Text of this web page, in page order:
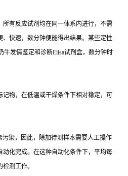
所有反应试剂均在同一体系内进行，不需
快速，数分钟便能得出结果。某些定性
牛发情鉴定和诊断Elisa试剂盒，数分钟时
物，在低温或干燥条件下相对稳定，可
污染，因此，除加待测样本需要人工操作
动化完成。在这种自动化条件下，平均每
测工作。